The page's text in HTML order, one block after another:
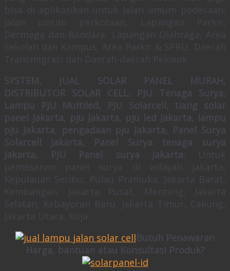
bisa di aplikasikan untuk Jalan umum pedesaan,
Jalan umum perkotaan, Lapangan Parkir,
Dermaga dan Bandara, Lapangan Olahraga, Area
Sekolah dan Kampus, Area Parkir & SPBU, Daerah
Transmigrasi dan Daerah-daerah Pelosok.
SYSTEM, JUAL SOLAR PANEL MURAH,
DISTRIBUTOR SOLAR CELL, PJU Tenaga Surya,
Lampu PJU Multiled, PJU Solarcell, tiang solar
panel Jakarta, pju Jakarta, pju led Jakarta, lampu
pju Jakarta, pengadaan pju Jakarta, Panel Surya
Solarcell Jakarta, Panel Surya tenaga surya
Jakarta, PJU Panel surya Jakarta. Untuk
pemesanan panel surya di wilayah Jakarta,
Kepulauan Seribu, Pulau Pramuka, Jakarta Barat,
Kembangan, Jakarta Pusat, Menteng, Jakarta
Selatan, Kebayoran Baru, Jakarta Timur, Cakung,
Jakarta Utara, Koja
Butuh Penawaran
Harga, bantuan atau Konsultasi Produk?